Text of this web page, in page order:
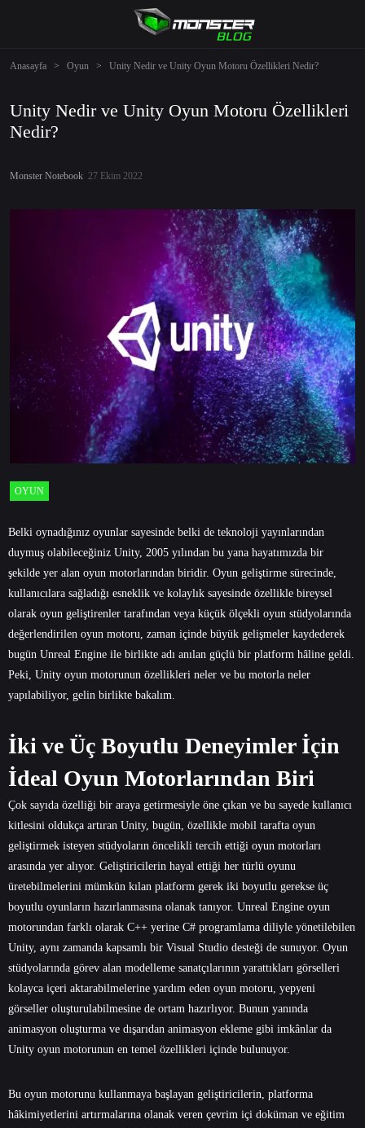
Anasayfa > Oyun > Unity Nedir ve Unity Oyun Motoru Özellikleri Nedir?
Unity Nedir ve Unity Oyun Motoru Özellikleri
Nedir?
Monster Notebook 27 Ekim 2022
OYUN
Belki oynadığınız oyunlar sayesinde belki de teknoloji yayınlarından
duymuş olabileceğiniz Unity, 2005 yılından bu yana hayatımızda bir
şekilde yer alan oyun motorlarından biridir. Oyun geliştirme sürecinde,
kullanıcılara sağladığı esneklik ve kolaylık sayesinde özellikle bireysel
olarak oyun geliştirenler tarafından veya küçük ölçekli oyun stüdyolarında
değerlendirilen oyun motoru, zaman içinde büyük gelişmeler kaydederek
bugün Unreal Engine ile birlikte adı anılan güçlü bir platform hâline geldi.
Peki, Unity oyun motorunun özellikleri neler ve bu motorla neler
yapılabiliyor, gelin birlikte bakalım.
İki ve Üç Boyutlu Deneyimler İçin
İdeal Oyun Motorlarından Biri
Çok sayıda özelliği bir araya getirmesiyle öne çıkan ve bu sayede kullanıcı
kitlesini oldukça artıran Unity, bugün, özellikle mobil tarafta oyun
geliştirmek isteyen stüdyoların öncelikli tercih ettiği oyun motorları
arasında yer alıyor. Geliştiricilerin hayal ettiği her türlü oyunu
üretebilmelerini mümkün kılan platform gerek iki boyutlu gerekse üç
boyutlu oyunların hazırlanmasına olanak tanıyor. Unreal Engine oyun
motorundan farklı olarak C++ yerine C# programlama diliyle yönetilebilen
Unity, aynı zamanda kapsamlı bir Visual Studio desteği de sunuyor. Oyun
stüdyolarında görev alan modelleme sanatçılarının yarattıkları görselleri
kolayca içeri aktarabilmelerine yardım eden oyun motoru, yepyeni
görseller oluşturulabilmesine de ortam hazırlıyor. Bunun yanında
animasyon oluşturma ve dışarıdan animasyon ekleme gibi imkânlar da
Unity oyun motorunun en temel özellikleri içinde bulunuyor.
Bu oyun motorunu kullanmaya başlayan geliştiricilerin, platforma
hâkimiyetlerini artırmalarına olanak veren çevrim içi doküman ve eğitim